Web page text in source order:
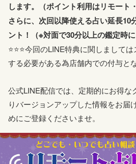
します。（ポイント利用はリモート
さらに、次回以降使える占い延長10
ント！（※対面で30分以上の鑑定時
⭐⭐⭐今回のLINE特典に関しまして
する必要がある為店舗内での付与と
公式LINE配信では、定期的にお得な
りバージョンアップした情報をお届
めにご登録くださいませ。